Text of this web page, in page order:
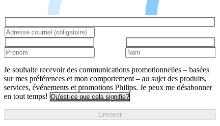
Je souhaite recevoir des communications promotionnelles – basées
sur mes préférences et mon comportement – au sujet des produits,
services, événements et promotions Philips. Je peux me désabonner
en tout temps! Qu'est-ce que cela signifie?
Envoyer